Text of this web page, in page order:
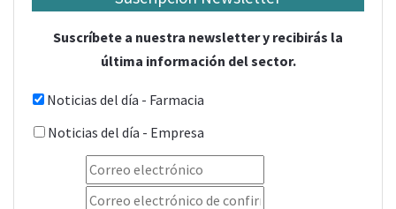
Suscríbete a nuestra newsletter y recibirás la
última información del sector.
Noticias del día - Farmacia
Noticias del día - Empresa